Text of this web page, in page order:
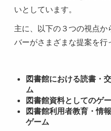
いとしています。
主に、以下の３つの視点
バーがさまざまな提案を行
図書館における読書・
ム
図書館資料としてのゲ
図書館利用者教育・情
ゲーム